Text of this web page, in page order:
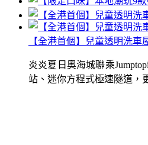
【全港首個】兒童透明洗車
炎炎夏日奧海城聯乘
站、迷你方程式極速隧道，